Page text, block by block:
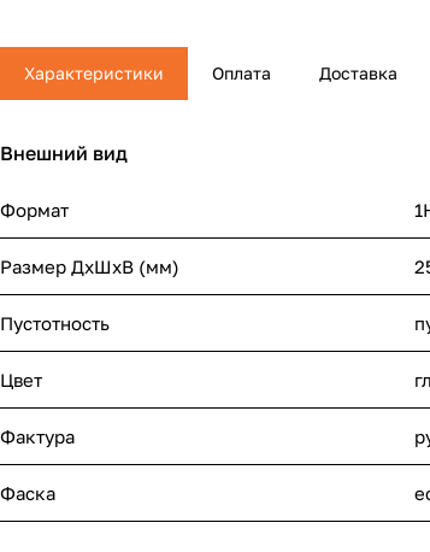
Характеристики Оплата Доставка
Внешний вид
Формат
Размер ДхШхВ (мм)
Пустотность
Цвет
Фактура
Фаска